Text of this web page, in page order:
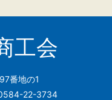
工会
番地の1
22-3734